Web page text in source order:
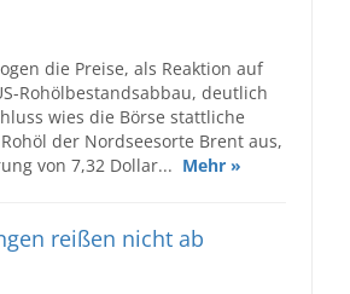
die Preise, als Reaktion auf
Rohölbestandsabbau, deutlich
wies die Börse stattliche
der Nordseesorte Brent aus,
von 7,32 Dollar... Mehr »
reißen nicht ab